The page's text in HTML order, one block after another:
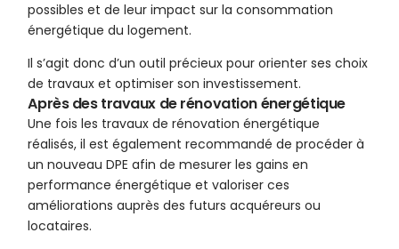
possibles et de leur impact sur la consommation
énergétique du logement.
Il s’agit donc d’un outil précieux pour orienter ses choix
de travaux et optimiser son investissement.
Après des travaux de rénovation énergétique
Une fois les travaux de rénovation énergétique
réalisés, il est également recommandé de procéder à
un nouveau DPE afin de mesurer les gains en
performance énergétique et valoriser ces
améliorations auprès des futurs acquéreurs ou
locataires.